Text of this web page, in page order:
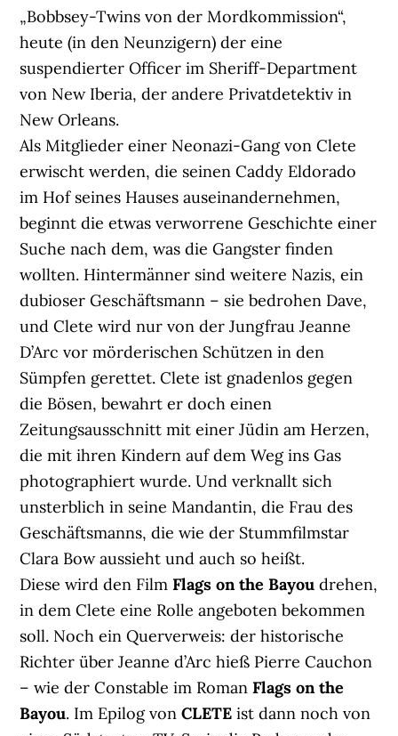
„Bobbsey-Twins von der Mordkommission“,
heute (in den Neunzigern) der eine
suspendierter Officer im Sheriff-Department
von New Iberia, der andere Privatdetektiv in
New Orleans.
Als Mitglieder einer Neonazi-Gang von Clete
erwischt werden, die seinen Caddy Eldorado
im Hof seines Hauses auseinandernehmen,
beginnt die etwas verworrene Geschichte einer
Suche nach dem, was die Gangster finden
wollten. Hintermänner sind weitere Nazis, ein
dubioser Geschäftsmann – sie bedrohen Dave,
und Clete wird nur von der Jungfrau Jeanne
D’Arc vor mörderischen Schützen in den
Sümpfen gerettet. Clete ist gnadenlos gegen
die Bösen, bewahrt er doch einen
Zeitungsausschnitt mit einer Jüdin am Herzen,
die mit ihren Kindern auf dem Weg ins Gas
photographiert wurde. Und verknallt sich
unsterblich in seine Mandantin, die Frau des
Geschäftsmanns, die wie der Stummfilmstar
Clara Bow aussieht und auch so heißt.
Diese wird den FilmFlags on the Bayoudrehen,
in dem Clete eine Rolle angeboten bekommen
soll. Noch ein Querverweis: der historische
Richter über Jeanne d’Arc hieß Pierre Cauchon
– wie der Constable im RomanFlags on the
Bayou. Im Epilog vonCLETE ist dann noch von